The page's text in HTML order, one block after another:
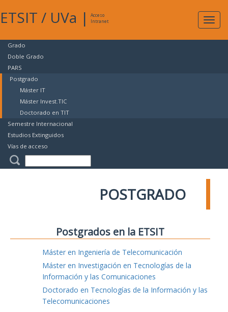
ETSIT / UVa |
Acceso
Intranet
Grado
Doble Grado
PARS
Postgrado
Máster IT
Máster Invest.TIC
Doctorado en TIT
Semestre Internacional
Estudios Extinguidos
Vías de acceso
POSTGRADO
Postgrados en la ETSIT
Máster en Ingeniería de Telecomunicación
Máster en Investigación en Tecnologías de la
Información y las Comunicaciones
Doctorado en Tecnologías de la Información y las
Telecomunicaciones